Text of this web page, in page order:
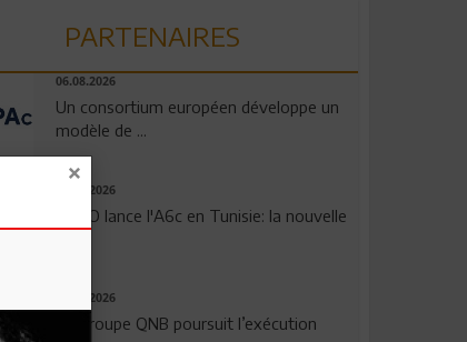
PARTENAIRES
06.08.2026
Un consortium européen développe un
modèle de ...
04.08.2026
OPPO lance l'A6c en Tunisie: la nouvelle
29.07.2026
Le Groupe QNB poursuit l’exécution